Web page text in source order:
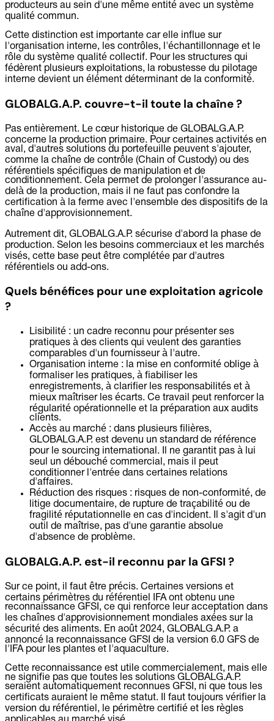
producteurs au sein d'une même entité avec un système
qualité commun.
Cette distinction est importante car elle influe sur
l'organisation interne, les contrôles, l'échantillonnage et le
rôle du système qualité collectif. Pour les structures qui
fédèrent plusieurs exploitations, la robustesse du pilotage
interne devient un élément déterminant de la conformité.
GLOBALG.A.P. couvre-t-il toute la chaîne ?
Pas entièrement. Le cœur historique de GLOBALG.A.P.
concerne la production primaire. Pour certaines activités en
aval, d'autres solutions du portefeuille peuvent s'ajouter,
comme la chaîne de contrôle (Chain of Custody) ou des
référentiels spécifiques de manipulation et de
conditionnement. Cela permet de prolonger l'assurance au-
delà de la production, mais il ne faut pas confondre la
certification à la ferme avec l'ensemble des dispositifs de la
chaîne d'approvisionnement.
Autrement dit, GLOBALG.A.P. sécurise d'abord la phase de
production. Selon les besoins commerciaux et les marchés
visés, cette base peut être complétée par d'autres
référentiels ou add-ons.
Quels bénéfices pour une exploitation agricole
?
Lisibilité : un cadre reconnu pour présenter ses
pratiques à des clients qui veulent des garanties
comparables d'un fournisseur à l'autre.
Organisation interne : la mise en conformité oblige à
formaliser les pratiques, à fiabiliser les
enregistrements, à clarifier les responsabilités et à
mieux maîtriser les écarts. Ce travail peut renforcer la
régularité opérationnelle et la préparation aux audits
clients.
Accès au marché : dans plusieurs filières,
GLOBALG.A.P. est devenu un standard de référence
pour le sourcing international. Il ne garantit pas à lui
seul un débouché commercial, mais il peut
conditionner l'entrée dans certaines relations
d'affaires.
Réduction des risques : risques de non-conformité, de
litige documentaire, de rupture de traçabilité ou de
fragilité réputationnelle en cas d'incident. Il s'agit d'un
outil de maîtrise, pas d'une garantie absolue
d'absence de problème.
GLOBALG.A.P. est-il reconnu par la GFSI ?
Sur ce point, il faut être précis. Certaines versions et
certains périmètres du référentiel IFA ont obtenu une
reconnaissance GFSI, ce qui renforce leur acceptation dans
les chaînes d'approvisionnement mondiales axées sur la
sécurité des aliments. En août 2024, GLOBALG.A.P. a
annoncé la reconnaissance GFSI de la version 6.0 GFS de
l'IFA pour les plantes et l'aquaculture.
Cette reconnaissance est utile commercialement, mais elle
ne signifie pas que toutes les solutions GLOBALG.A.P.
seraient automatiquement reconnues GFSI, ni que tous les
certificats auraient le même statut. Il faut toujours vérifier la
version du référentiel, le périmètre certifié et les règles